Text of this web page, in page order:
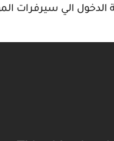
الي سيرفرات